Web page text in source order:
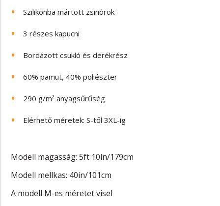
Szilikonba mártott zsinórok
3 részes kapucni
Bordázott csukló és derékrész
60% pamut, 40% poliészter
290 g/m² anyagsűrűség
Elérhető méretek: S-től 3XL-ig
Modell magasság: 5ft 10in/179cm
Modell mellkas: 40in/101cm
A modell M-es méretet visel